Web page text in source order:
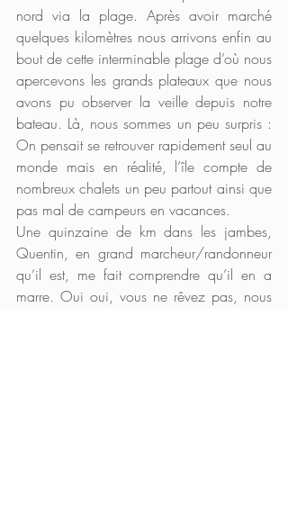
nord via la plage. Après avoir marché
quelques kilomètres nous arrivons enfin au
bout de cette interminable plage d’où nous
apercevons les grands plateaux que nous
avons pu observer la veille depuis notre
bateau. Là, nous sommes un peu surpris :
On pensait se retrouver rapidement seul au
monde mais en réalité, l’île compte de
nombreux chalets un peu partout ainsi que
pas mal de campeurs en vacances.
Une quinzaine de km dans les jambes,
Quentin, en grand marcheur/randonneur
qu’il est, me fait comprendre qu’il en a
marre. Oui oui, vous ne rêvez pas, nous